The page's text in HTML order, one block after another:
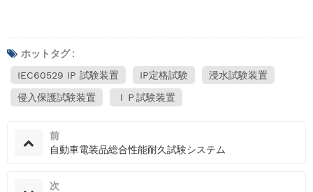
ホットタグ :
IEC60529 IP 試験装置
IP定格試験
浸水試験装置
侵入保護試験装置
ＩＰ試験装置
前
自動車電装品総合性能耐久試験システム
次